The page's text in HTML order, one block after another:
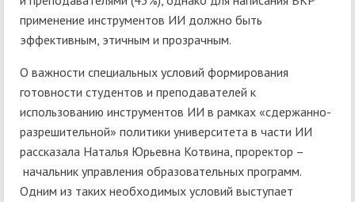
применение инструментов ИИ должно быть
эффективным, этичным и прозрачным.
О важности специальных условий формирования
готовности студентов и преподавателей к
использованию инструментов ИИ в рамках «сдержанно-
разрешительной» политики университета в части ИИ
рассказала Наталья Юрьевна Котвина, проректор –
начальник управления образовательных программ.
Одним из таких необходимых условий выступает